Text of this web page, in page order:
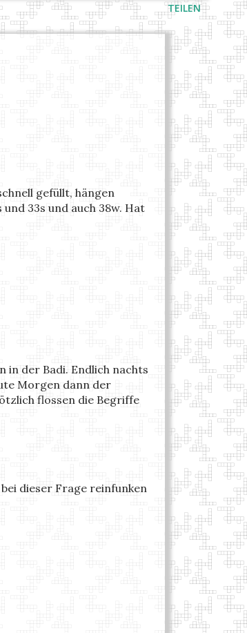
TEILEN
gefüllt, hängen
33s und auch 38w. Hat
in der Badi. Endlich nachts
Morgen dann der
flossen die Begriffe
dieser Frage reinfunken